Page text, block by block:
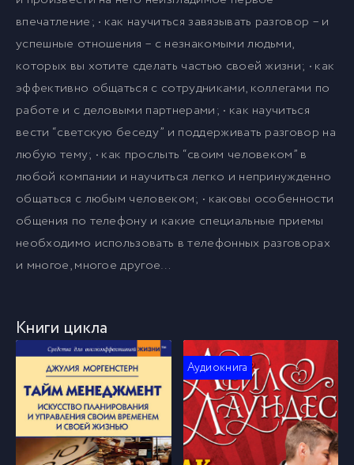
впечатление; • как научиться завязывать разговор – и
успешные отношения – с незнакомыми людьми,
которых вы хотите сделать частью своей жизни; • как
эффективно общаться с сотрудниками, коллегами по
работе и с деловыми партнерами; • как научиться
вести “светскую беседу” и поддерживать разговор на
любую тему; • как прослыть “своим человеком” в
любой компании и научиться легко и непринужденно
общаться с любым человеком; • каковы особенности
общения по телефону и какие специальные приемы
необходимо использовать в телефонных разговорах
и многое, многое другое…
Книги цикла
Аудиокнига